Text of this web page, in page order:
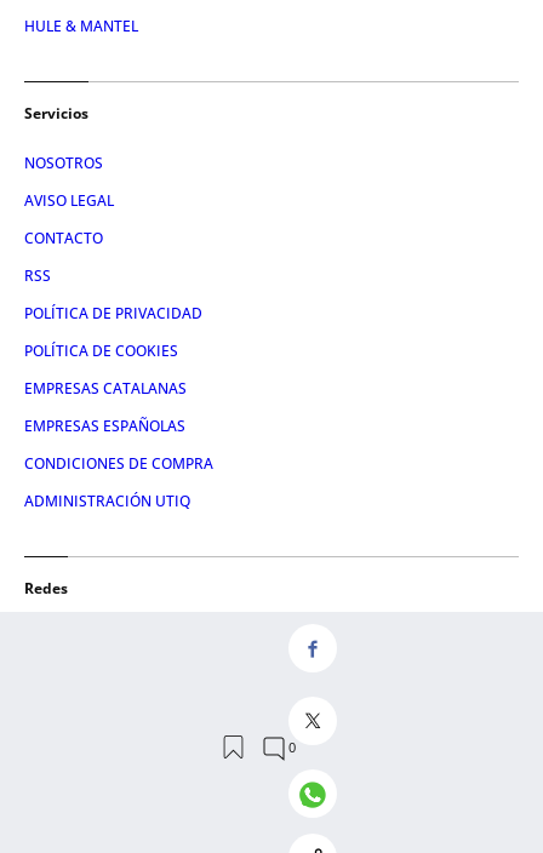
HULE & MANTEL
Servicios
NOSOTROS
AVISO LEGAL
CONTACTO
RSS
POLÍTICA DE PRIVACIDAD
POLÍTICA DE COOKIES
EMPRESAS CATALANAS
EMPRESAS ESPAÑOLAS
CONDICIONES DE COMPRA
ADMINISTRACIÓN UTIQ
Redes